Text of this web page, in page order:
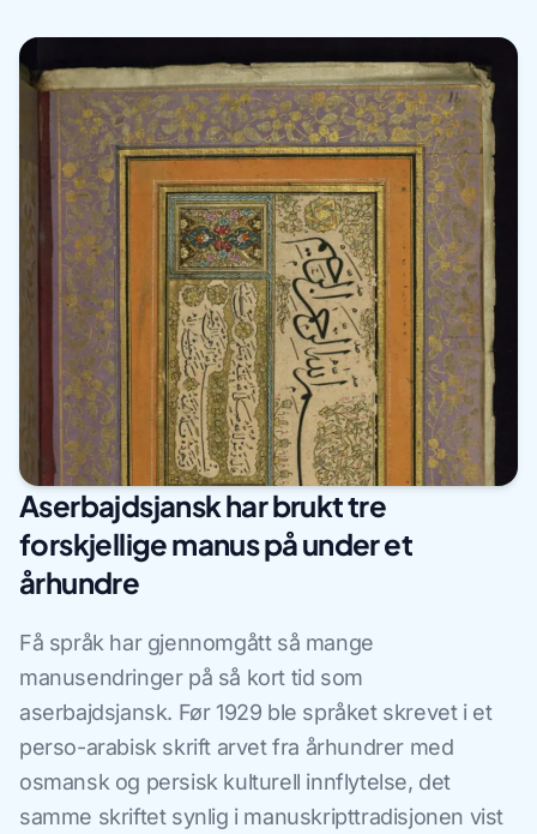
Aserbajdsjansk har brukt tre
forskjellige manus på under et
århundre
Få språk har gjennomgått så mange
manusendringer på så kort tid som
aserbajdsjansk. Før 1929 ble språket skrevet i et
perso-arabisk skrift arvet fra århundrer med
osmansk og persisk kulturell innflytelse, det
samme skriftet synlig i manuskripttradisjonen vist